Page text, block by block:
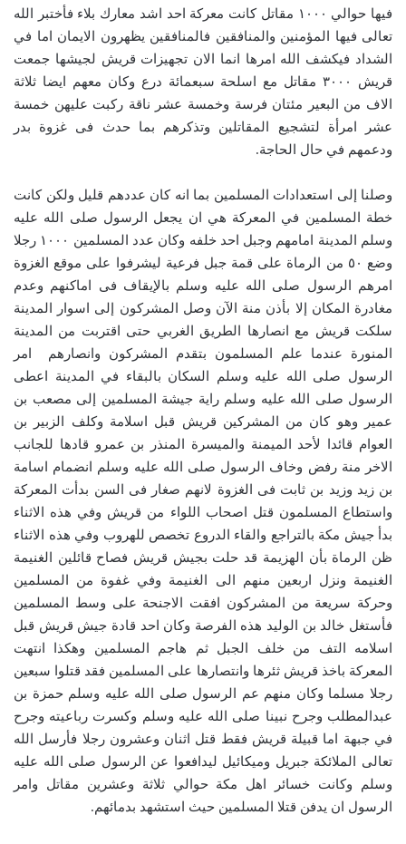
فيها حوالي ١٠٠٠ مقاتل كانت معركة احد اشد معارك بلاء فأختبر الله
تعالى فيها المؤمنين والمنافقين فالمنافقين يظهرون الايمان اما في
الشداد فيكشف الله امرها انما الان تجهيزات قريش لجيشها جمعت
قريش ٣٠٠٠ مقاتل مع اسلحة سبعمائة درع وكان معهم ايضا ثلاثة
الاف من البعير مئتان فرسة وخمسة عشر ناقة ركبت عليهن خمسة
عشر امرأة لتشجيع المقاتلين وتذكرهم بما حدث فى غزوة بدر
ودعمهم في حال الحاجة.
وصلنا إلى استعدادات المسلمين بما انه كان عددهم قليل ولكن كانت
خطة المسلمين في المعركة هي ان يجعل الرسول صلى الله عليه
وسلم المدينة امامهم وجبل احد خلفه وكان عدد المسلمين ١٠٠٠ رجلا
وضع ٥٠ من الرماة على قمة جبل فرعية ليشرفوا على موقع الغزوة
امرهم الرسول صلى الله عليه وسلم بالإيقاف فى اماكنهم وعدم
مغادرة المكان إلا بأذن منة الآن وصل المشركون إلى اسوار المدينة
سلكت قريش مع انصارها الطريق الغربي حتى اقتربت من المدينة
المنورة عندما علم المسلمون بتقدم المشركون وانصارهم امر
الرسول صلى الله عليه وسلم السكان بالبقاء في المدينة اعطى
الرسول صلى الله عليه وسلم راية جيشة المسلمين إلى مصعب بن
عمير وهو كان من المشركين قريش قبل اسلامة وكلف الزبير بن
العوام قائدا لأحد الميمنة والميسرة المنذر بن عمرو قادها للجانب
الاخر منة رفض وخاف الرسول صلى الله عليه وسلم انضمام اسامة
بن زيد وزيد بن ثابت فى الغزوة لانهم صغار فى السن بدأت المعركة
واستطاع المسلمون قتل اصحاب اللواء من قريش وفي هذه الاثناء
بدأ جيش مكة بالتراجع والقاء الدروع تخصص للهروب وفي هذه الاثناء
ظن الرماة بأن الهزيمة قد حلت بجيش قريش فصاح قائلين الغنيمة
الغنيمة ونزل اربعين منهم الى الغنيمة وفي غفوة من المسلمين
وحركة سريعة من المشركون افقت الاجنحة على وسط المسلمين
فأستغل خالد بن الوليد هذه الفرصة وكان احد قادة جيش قريش قبل
اسلامه التف من خلف الجبل ثم هاجم المسلمين وهكذا انتهت
المعركة باخذ قريش ثئرها وانتصارها على المسلمين فقد قتلوا سبعين
رجلا مسلما وكان منهم عم الرسول صلى الله عليه وسلم حمزة بن
عبدالمطلب وجرح نبينا صلى الله عليه وسلم وكسرت رباعيته وجرح
في جبهة اما قبيلة قريش فقط قتل اثنان وعشرون رجلا فأرسل الله
تعالى الملائكة جبريل وميكائيل ليدافعوا عن الرسول صلى الله عليه
وسلم وكانت خسائر اهل مكة حوالي ثلاثة وعشرين مقاتل وامر
الرسول ان يدفن قتلا المسلمين حيث استشهد بدمائهم.